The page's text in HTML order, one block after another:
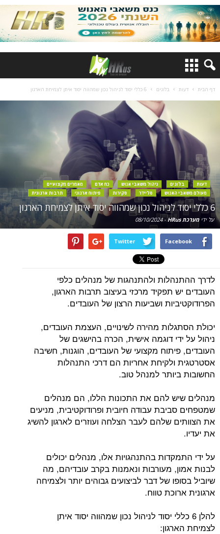
דף הבית דעות בלוגים 6 כללי יסוד לניהול נכון שמהווה יסוד איתן לצמיחת הארגון
דעות בלוגים ניהול משאבי אנוש כח אדם
מאמרים מקצועיים
מעולם משאבי האנוש
סליידר סקירות פיתוח ארגוני תרבות ארגונית
6 כללי יסוד לניהול נכון שמהווה יסוד איתן לצמיחת הארגון
על ידי מערכת HRus -
08/10/2024
Facebook
Twitter
לדרך ההתנהלות ולהתנהגות של מנהלים כלפי
העובדים יש תפקיד מרכזי בעיצוב תרבות הארגון,
הפרודוקטיביות ושביעות הרצון של העובדים.
יכולת הסתגלות מהירה לשינויים, העצמת העובדים,
ניהול על ידי דוגמה אישית, הכרה בהישגים של
העובדים, פיתוח מקצועי של העובדים, הוגנות, חשיבה
אסטרטגית ולקיחת אחריות הם דרכי התנהלות
החשובות ביותר למנהל טוב.
מנהלים שיש להם את התכונות הללו, הם מנהלים
שמטפחים סביבת עבודה חיובית ופרודוקטיבית, מניעים
את הצוותים שלהם לעבר הצלחה ועוזרים לארגון להשיג
את יעדיו.
על ידי התמקדות בהתנהגויות אלו, מנהלים יכולים
לבנות אמון, מעורבות ונאמנות בקרב עובדיהם, מה
שיוביל בסופו של דבר לביצועים גבוהים יותר ולצמיחה
ארגונית ארוכת טווח.
להלן 6 כללי יסוד לניהול נכון שמהווה יסוד איתן
לצמיחת הארגון: